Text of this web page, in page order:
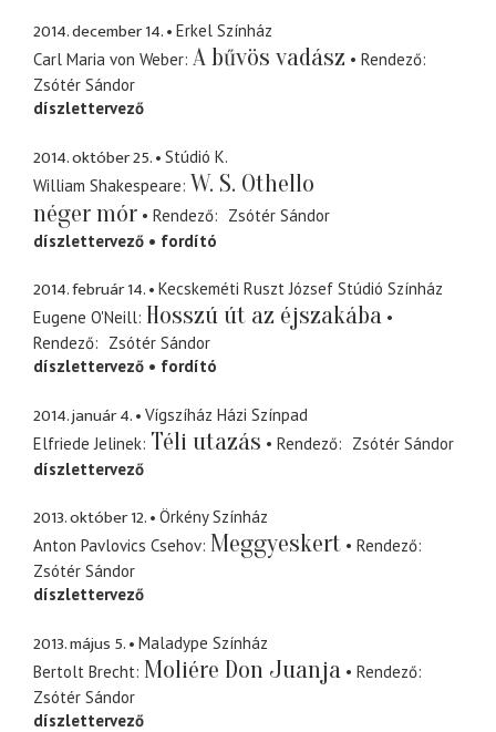
2014. december 14.
Erkel Színház
Carl Maria von Weber A bűvös vadász
Rendező
Zsótér Sándor
díszlettervező
2014. október 25.
Stúdió K.
William Shakespeare W. S. Othello
néger mór
Rendező
Zsótér Sándor
díszlettervező
fordító
2014. február 14.
Kecskeméti Ruszt József Stúdió Színház
Eugene O'Neill Hosszú út az éjszakába
Rendező
Zsótér Sándor
díszlettervező
fordító
2014. január 4.
Vígszíház Házi Színpad
Elfriede Jelinek Téli utazás Rendező
Zsótér Sándor
díszlettervező
2013. október 12.
Örkény Színház
Anton Pavlovics Csehov Meggyeskert
Rendező
Zsótér Sándor
díszlettervező
2013. május 5.
Maladype Színház
Bertolt Brecht Moliére Don Juanja
Rendező
Zsótér Sándor
díszlettervező